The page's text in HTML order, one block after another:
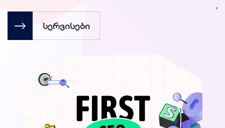
სერვისები